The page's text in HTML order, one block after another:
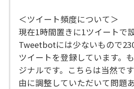
＜ツイート頻度について＞
現在1時間置きに1ツイートで設
Tweetbotには少ないもので
ツイートを登録しています。
ジナルです。こちらは当然で
由に調整していただいて問題